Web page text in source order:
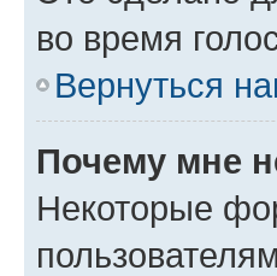
во время
Вернуться
Почему мне
Некоторые